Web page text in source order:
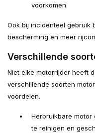
voorkomen.
Ook bij incidenteel gebruik
bescherming en meer
Verschillende
Niet elke motorrijder heeft
verschillende soorten
voordelen.
Herbruikbare motor
te reinigen en